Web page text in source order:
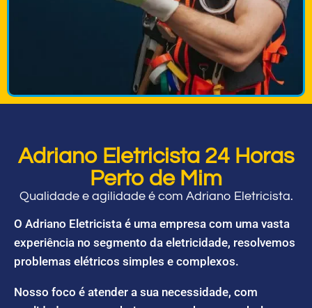
Adriano Eletricista 24 Horas
Perto de Mim
Qualidade e agilidade é com Adriano Eletricista.
O Adriano Eletricista é uma empresa com uma vasta
experiência no segmento da eletricidade, resolvemos
problemas elétricos simples e complexos.
Nosso foco é atender a sua necessidade, com